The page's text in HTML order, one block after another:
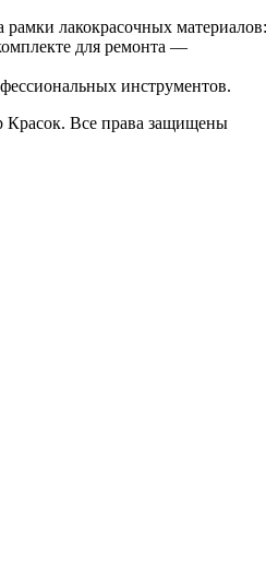
рамки лакокрасочных
для ремонта —
инструментов.
Красок. Все права защищены